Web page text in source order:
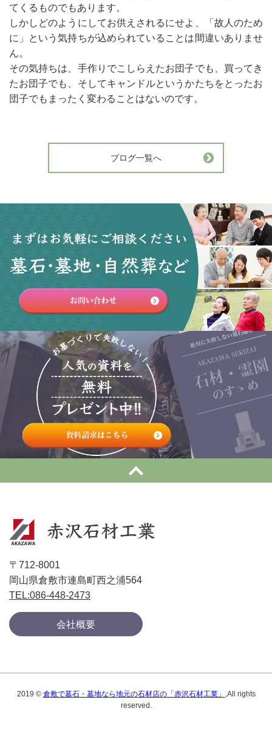
てくるものでもあります。
しかしどのようにしてお供えされるにせよ、「故人のため
に」という気持ちが込められていることは間違いありませ
ん。
その気持ちは、手作りでこしらえたお団子でも、買ってき
たお団子でも、そしてキャンドルというかたちをとったお
団子でもまったく変わることはないのです。
ブログ一覧へ
〒712-8001
岡山県倉敷市連島町西之浦564
TEL:086-448-2473
会社概要
2019 © 倉敷で墓石・墓地なら地元の石材店の「赤沢石材工業」 ,All rights
reserved.